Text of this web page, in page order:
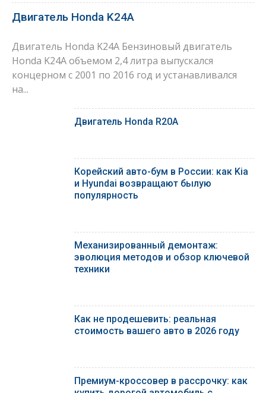
Двигатель Honda K24A
Двигатель Honda K24A Бензиновый двигатель
Honda K24A объемом 2,4 литра выпускался
концерном с 2001 по 2016 год и устанавливался
на...
Двигатель Honda R20A
Корейский авто-бум в России: как Kia
и Hyundai возвращают былую
популярность
Механизированный демонтаж:
эволюция методов и обзор ключевой
техники
Как не продешевить: реальная
стоимость вашего авто в 2026 году
Премиум-кроссовер в рассрочку: как